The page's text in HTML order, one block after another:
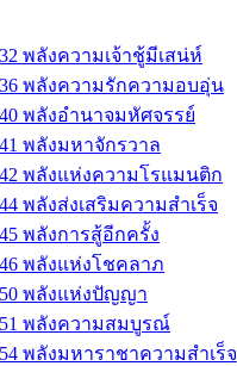
พลังความเจ้าชู้มีเสน่ห์
พลังความรักความอบอุ่น
พลังอำนาจมหัศจรรย์
พลังมหาจักรวาล
พลังแห่งความโรแมนติก
พลังส่งเสริมความสำเร็จ
พลังการสู้อีกครั้ง
พลังแห่งโชคลาภ
พลังแห่งปัญญา
พลังความสมบูรณ์
พลังมหาราชาความสำเร็จ